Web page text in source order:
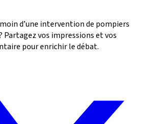
d’une intervention de pompiers
Partagez vos impressions et vos
pour enrichir le débat.